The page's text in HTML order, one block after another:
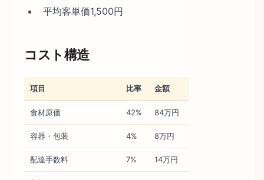
平均客単価1,500円
コスト構造
項目 比率 金額
食材原価 42% 84万円
容器・包装 4% 8万円
配達手数料 7% 14万円